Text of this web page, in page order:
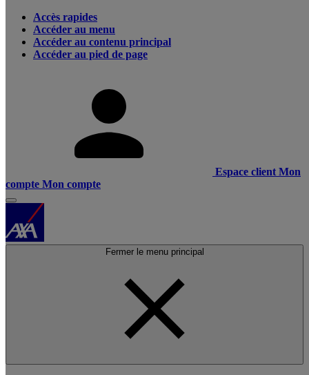
Accès rapides
Accéder au menu
Accéder au contenu principal
Accéder au pied de page
Espace client Mon
compte Mon compte
Fermer le menu principal